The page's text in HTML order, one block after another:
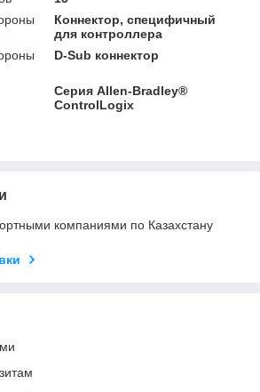
Коннектор, специфичный
для контроллера
D-Sub коннектор
Серия Allen-Bradley®
ControlLogix
компаниями по Казахстану